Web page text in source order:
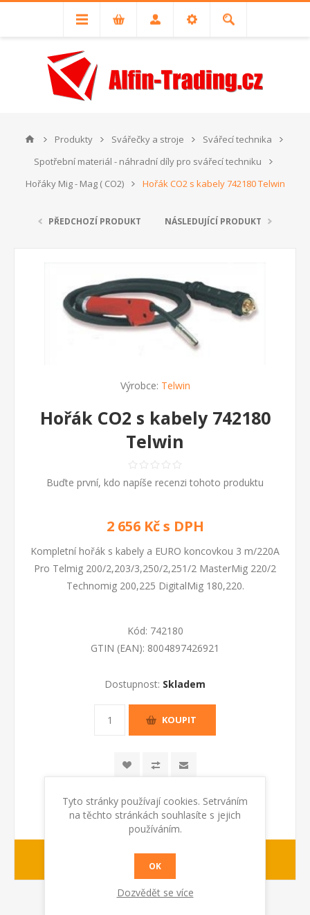
Produkty Svářečky a stroje
Svářecí technika
Spotřební materiál - náhradní díly pro svářecí techniku
Hořáky Mig - Mag ( CO2)
Hořák CO2 s kabely 742180 Telwin
PŘEDCHOZÍ PRODUKT NÁSLEDUJÍCÍ PRODUKT
Výrobce: Telwin
Hořák CO2 s kabely 742180
Telwin
Buďte první, kdo napíše recenzi tohoto produktu
2 656 Kč s DPH
Kompletní hořák s kabely a EURO koncovkou 3 m/220A
Pro Telmig 200/2,203/3,250/2,251/2 MasterMig 220/2
Technomig 200,225 DigitalMig 180,220.
Kód: 742180
GTIN (EAN): 8004897426921
Dostupnost: Skladem
KOUPIT
dodací lhůta :
Tyto stránky používají cookies. Setrváním
na těchto stránkách souhlasíte s jejich
používáním.
OK
Dozvědět se více